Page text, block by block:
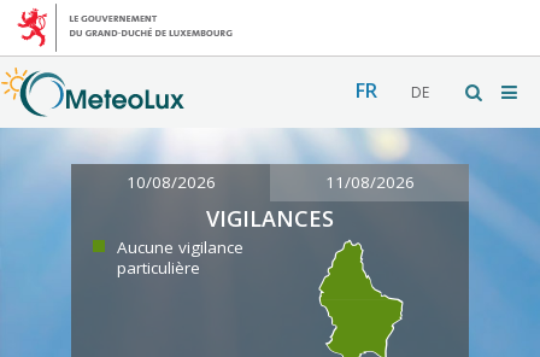
FR DE
10/08/2026 11/08/2026
VIGILANCES
Aucune vigilance
particulière